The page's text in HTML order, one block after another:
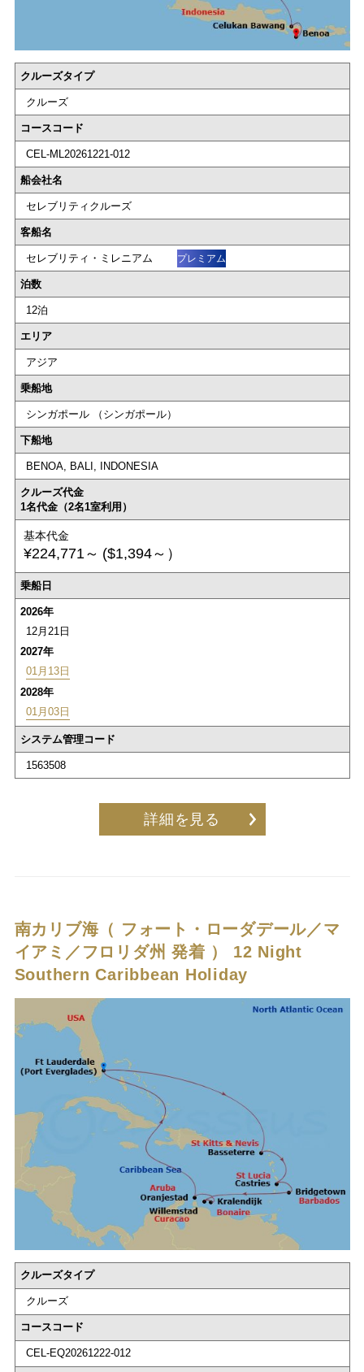
クルーズタイプ
クルーズ
コースコード
CEL-ML20261221-012
船会社名
セレブリティクルーズ
客船名
セレブリティ・ミレニアム プレミアム
泊数
12泊
エリア
アジア
乗船地
シンガポール （シンガポール）
下船地
BENOA, BALI, INDONESIA
クルーズ代金
1名代金（2名1室利用）
基本代金
¥224,771～ ($1,394～）
乗船日
2026年
12月21日
2027年
01月13日
2028年
01月03日
システム管理コード
1563508
詳細を見る
南カリブ海（ フォート・ローダデール／マ
イアミ／フロリダ州 発着 ） 12 Night
Southern Caribbean Holiday
クルーズタイプ
クルーズ
コースコード
CEL-EQ20261222-012